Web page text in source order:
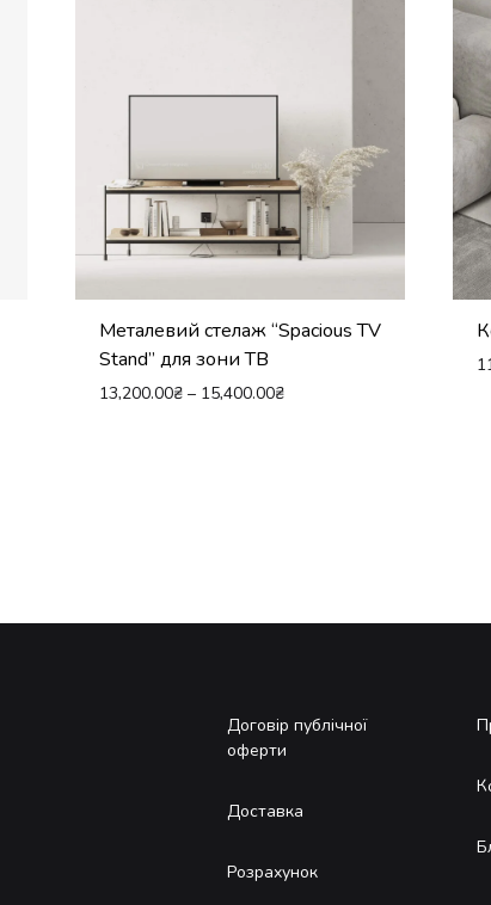
Металевий стелаж “Spacious TV
Stand” для зони ТВ
13,200.00₴ – 15,400.00₴
Договір публічної
оферти
Доставка
Розрахунок